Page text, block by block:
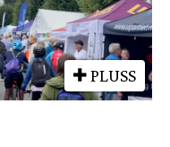
PLUSS